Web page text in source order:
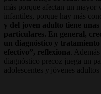
más porque afectan un
infantiles, porque hay más
y del joven adulto tiene
particulares. En general,
un diagnóstico y tratamiento
efectivo”, reflexiona .
diagnóstico precoz juega un
adolescentes y jóvenes adultos